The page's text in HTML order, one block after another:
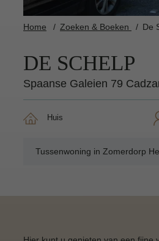
Home Zoeken & Boeken De
DE SCHELP
Spaanse Galeien 79
Huis
Tussenwoning in Zomerdorp